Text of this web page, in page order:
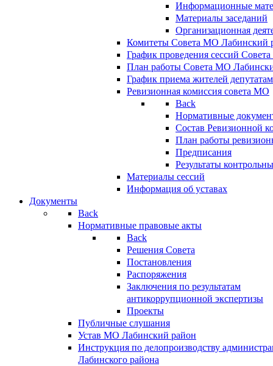
Информационные
Материалы заседаний
Организационная
Комитеты Совета МО Лабинский
График проведения сессий
План работы Совета МО
График приема жителей
Ревизионная комиссия совета МО
Back
Нормативные
Состав Ревизионной
План работы
Предписания
Результаты
Материалы сессий
Информация об уставах
Документы
Back
Нормативные правовые акты
Back
Решения Совета
Постановления
Распоряжения
Заключения по результатам
антикоррупционной экспертизы
Проекты
Публичные слушания
Устав МО Лабинский район
Инструкция по делопроизводству
Лабинского района